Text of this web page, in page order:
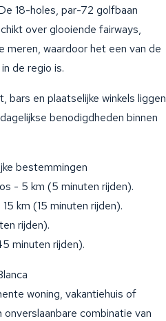
18-holes, par-72 golfbaan
over glooiende fairways,
meren, waardoor het een van de
de regio is.
en plaatselijke winkels liggen
benodigdheden binnen
bestemmingen
- 5 km (5 minuten rijden).
km (15 minuten rijden).
rijden).
minuten rijden).
woning, vakantiehuis of
combinatie van